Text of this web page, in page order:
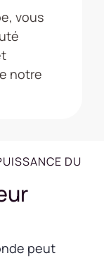
vous
notre
DU
peut